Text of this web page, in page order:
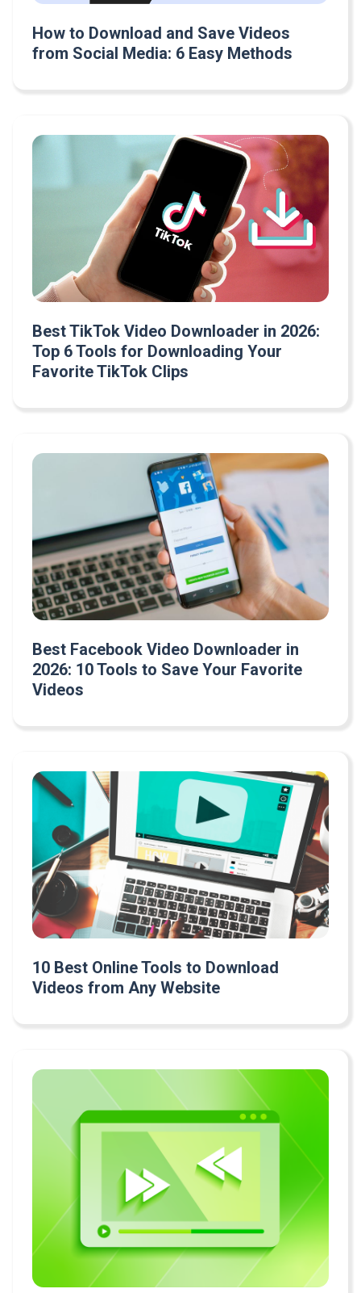
How to Download and Save Videos
from Social Media: 6 Easy Methods
Best TikTok Video Downloader in 2026:
Top 6 Tools for Downloading Your
Favorite TikTok Clips
Best Facebook Video Downloader in
2026: 10 Tools to Save Your Favorite
Videos
10 Best Online Tools to Download
Videos from Any Website